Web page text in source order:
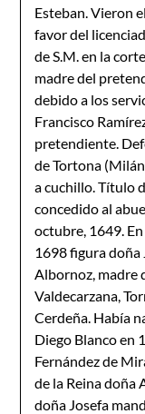
Esteban. Vieron
favor del
de S.M. en la
madre del
debido a los
Francisco
pretendiente.
de Tortona
a cuchillo. Título
concedido al
octubre, 1649.
1698 figura doña
Albornoz, madre
Valdecarzana,
Cerdeña. Había
Diego Blanco en
Fernández de
de la Reina doña
doña Josefa